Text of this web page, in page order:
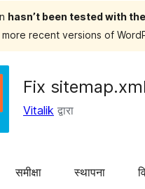
hasn’t been tested with
recent versions of
Fix
Vitalik द्वारा
समीक्षा स्थापना